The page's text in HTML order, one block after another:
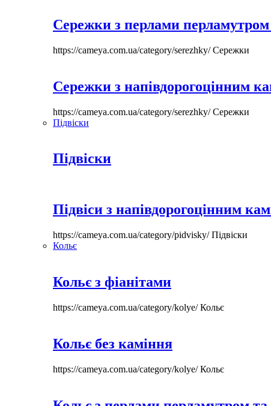
Сережки з перлами перламутром
https://cameya.com.ua/category/serezhky/Сережки
Сережки з напівдорогоцінним
https://cameya.com.ua/category/serezhky/Сережки
Підвіски
Підвіски
Підвіси з напівдорогоцінним
https://cameya.com.ua/category/pidvisky/Підвіски
Кольє
Кольє з фіанітами
https://cameya.com.ua/category/kolye/Кольє
Кольє без каміння
https://cameya.com.ua/category/kolye/Кольє